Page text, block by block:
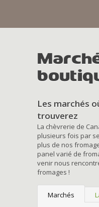
Les marchés
trouverez
La chèvrerie de
plusieurs fois par
plus de nos
panel varié de
venir nous
fromages !
Marchés